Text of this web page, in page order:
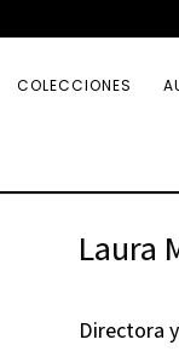
COLECCIONES
Laura
Directora